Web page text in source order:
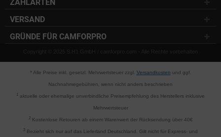
ZAHLARTEN
VERSAND
GRÜNDE FÜR CAMFORPRO
Copyright © 2025 S.H1 GmbH / camforpro.com - Alle Rechte vorbehalten
* Alle Preise inkl. gesetzl. Mehrwertsteuer zzgl. Versandkosten und ggf.
Nachnahmegebühren, wenn nicht anders beschrieben
aktuelle oder ehemalige unverbindliche Preisempfehlung des Herstellers inklusive
Mehrwertsteuer
2Kostenlose Retouren ab einem Warenwert der Rücksendung über 40€
3 Bezieht sich nur auf das Lieferland Deutschland. Gilt nicht für Express- und